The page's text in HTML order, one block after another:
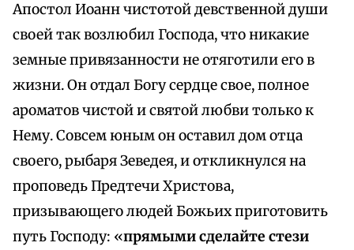
Апостол Иоанн чистотой девственной души
своей так возлюбил Господа, что никакие
земные привязанности не отяготили его в
жизни. Он отдал Богу сердце свое, полное
ароматов чистой и святой любви только к
Нему. Совсем юным он оставил дом отца
своего, рыбаря Зеведея, и откликнулся на
проповедь Предтечи Христова,
призывающего людей Божьих приготовить
путь Господу: «прямыми сделайте стези